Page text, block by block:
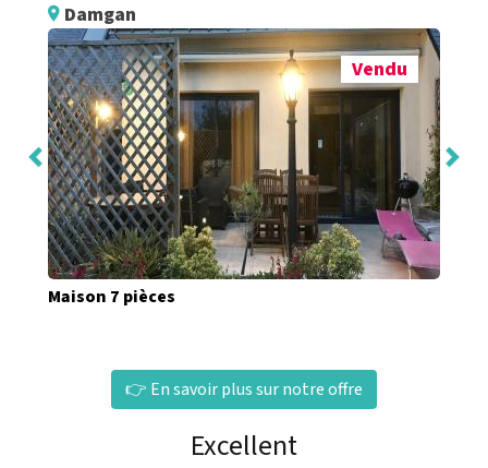
Damgan
Vendu
Maison 7 pièces
👉 En savoir plus sur notre offre
Excellent